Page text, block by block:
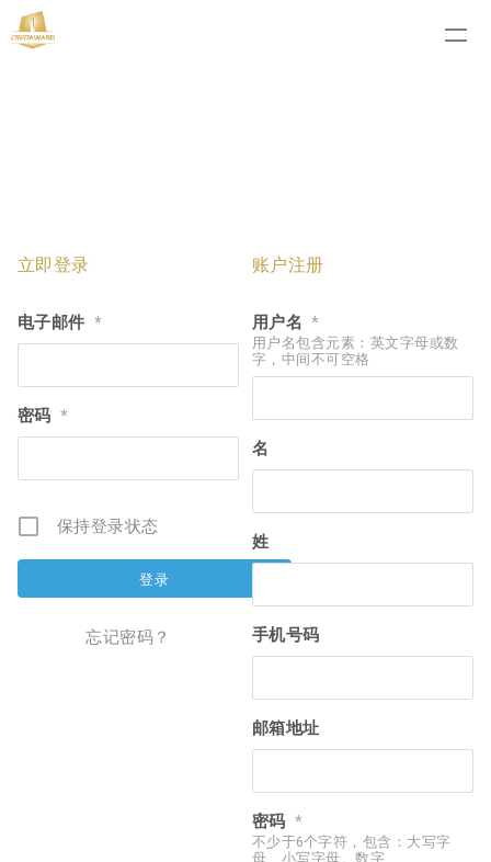
立即登录
电子邮件 *
密码 *
保持登录状态
忘记密码？
账户注册
用户名 *
用户名包含元素：英文字母或数
字，中间不可空格
名
姓
手机号码
邮箱地址
密码 *
不少于6个字符，包含：大写字
母、小写字母、数字